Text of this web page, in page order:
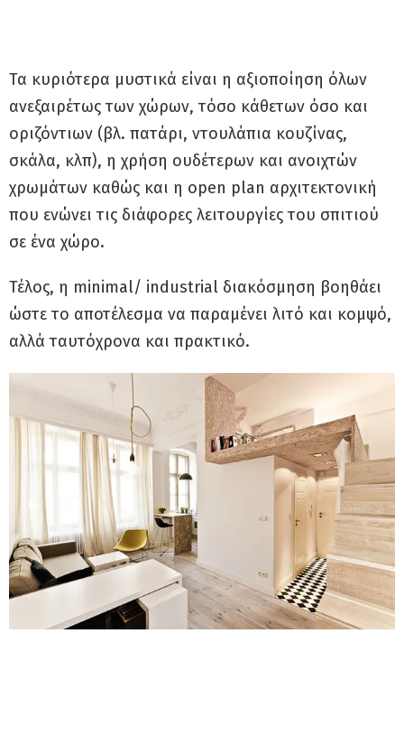
Τα κυριότερα μυστικά είναι η αξιοποίηση όλων
ανεξαιρέτως των χώρων, τόσο κάθετων όσο και
οριζόντιων (βλ. πατάρι, ντουλάπια κουζίνας,
σκάλα, κλπ), η χρήση ουδέτερων και ανοιχτών
χρωμάτων καθώς και η open plan αρχιτεκτονική
που ενώνει τις διάφορες λειτουργίες του σπιτιού
σε ένα χώρο.
Τέλος, η minimal/ industrial διακόσμηση βοηθάει
ώστε το αποτέλεσμα να παραμένει λιτό και κομψό,
αλλά ταυτόχρονα και πρακτικό.